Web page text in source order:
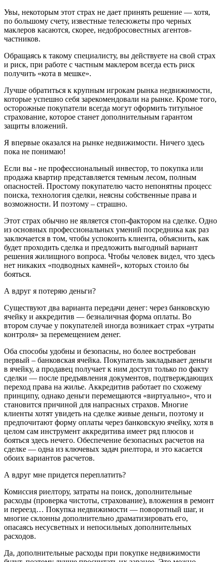
Увы, некоторым этот страх не дает принять решение — хотя,
по большому счету, известные телесюжеты про черных
маклеров касаются, скорее, недобросовестных агентов-
частников.
Обращаясь к такому специалисту, вы действуете на свой страх
и риск, при работе с частным маклером всегда есть риск
получить «кота в мешке».
Лучше обратиться к крупным игрокам рынка недвижимости,
которые успешно себя зарекомендовали на рынке. Кроме того,
осторожные покупатели всегда могут оформить титульное
страхование, которое станет дополнительным гарантом
защиты вложений.
Я впервые оказался на рынке недвижимости. Ничего здесь
пока не понимаю!
Если вы - не профессиональный инвестор, то покупка или
продажа квартир представляется темным лесом, полным
опасностей. Простому покупателю часто непонятны процесс
поиска, технология сделки, неясны собственные права и
возможности. И поэтому – страшно.
Этот страх обычно не является стоп-фактором на сделке. Одно
из основных профессиональных умений посредника как раз
заключается в том, чтобы успокоить клиента, объяснить, как
будет проходить сделка и предложить выгодный вариант
решения жилищного вопроса. Чтобы человек видел, что здесь
нет никаких «подводных камней», которых стоило бы
бояться.
А вдруг я потеряю деньги?
Существуют два варианта передачи денег: через банковскую
ячейку и аккредитив — безналичная форма оплаты. Во
втором случае у покупателей иногда возникает страх «утраты
контроля» за перемещением денег.
Оба способы удобны и безопасны, но более востребован
первый – банковская ячейка. Покупатель закладывает деньги
в ячейку, а продавец получает к ним доступ только по факту
сделки — после предъявления документов, подтверждающих
переход права на жилье. Аккредитив работает по схожему
принципу, однако деньги перемещаются «виртуально», что и
становится причиной для напрасных страхов. Многие
клиенты хотят увидеть на сделке живые деньги, поэтому и
предпочитают форму оплаты через банковскую ячейку, хотя в
целом сам инструмент аккредитива имеет ряд плюсов и
бояться здесь нечего. Обеспечение безопасных расчетов на
сделке — одна из ключевых задач риелтора, и это касается
обоих вариантов расчетов.
А вдруг мне придется переплатить?
Комиссия риелтору, затраты на поиск, дополнительные
расходы (проверка чистоты, страхование), вложения в ремонт
и переезд… Покупка недвижимости — поворотный шаг, и
многие склонны дополнительно драматизировать его,
опасаясь несусветных и непосильных дополнительных
расходов.
Да, дополнительные расходы при покупке недвижимости